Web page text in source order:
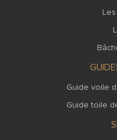
Guide voile
Guide toile